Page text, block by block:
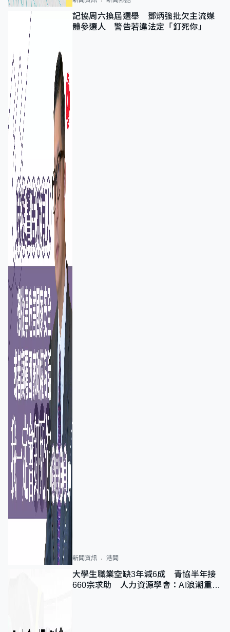
記協周六換屆選舉 鄧炳強批欠主流媒
體參選人 警告若違法定「釘死你」
新聞資訊 港聞
大學生職業空缺3年減6成 青協半年接
660宗求助 人力資源學會：AI浪潮重整